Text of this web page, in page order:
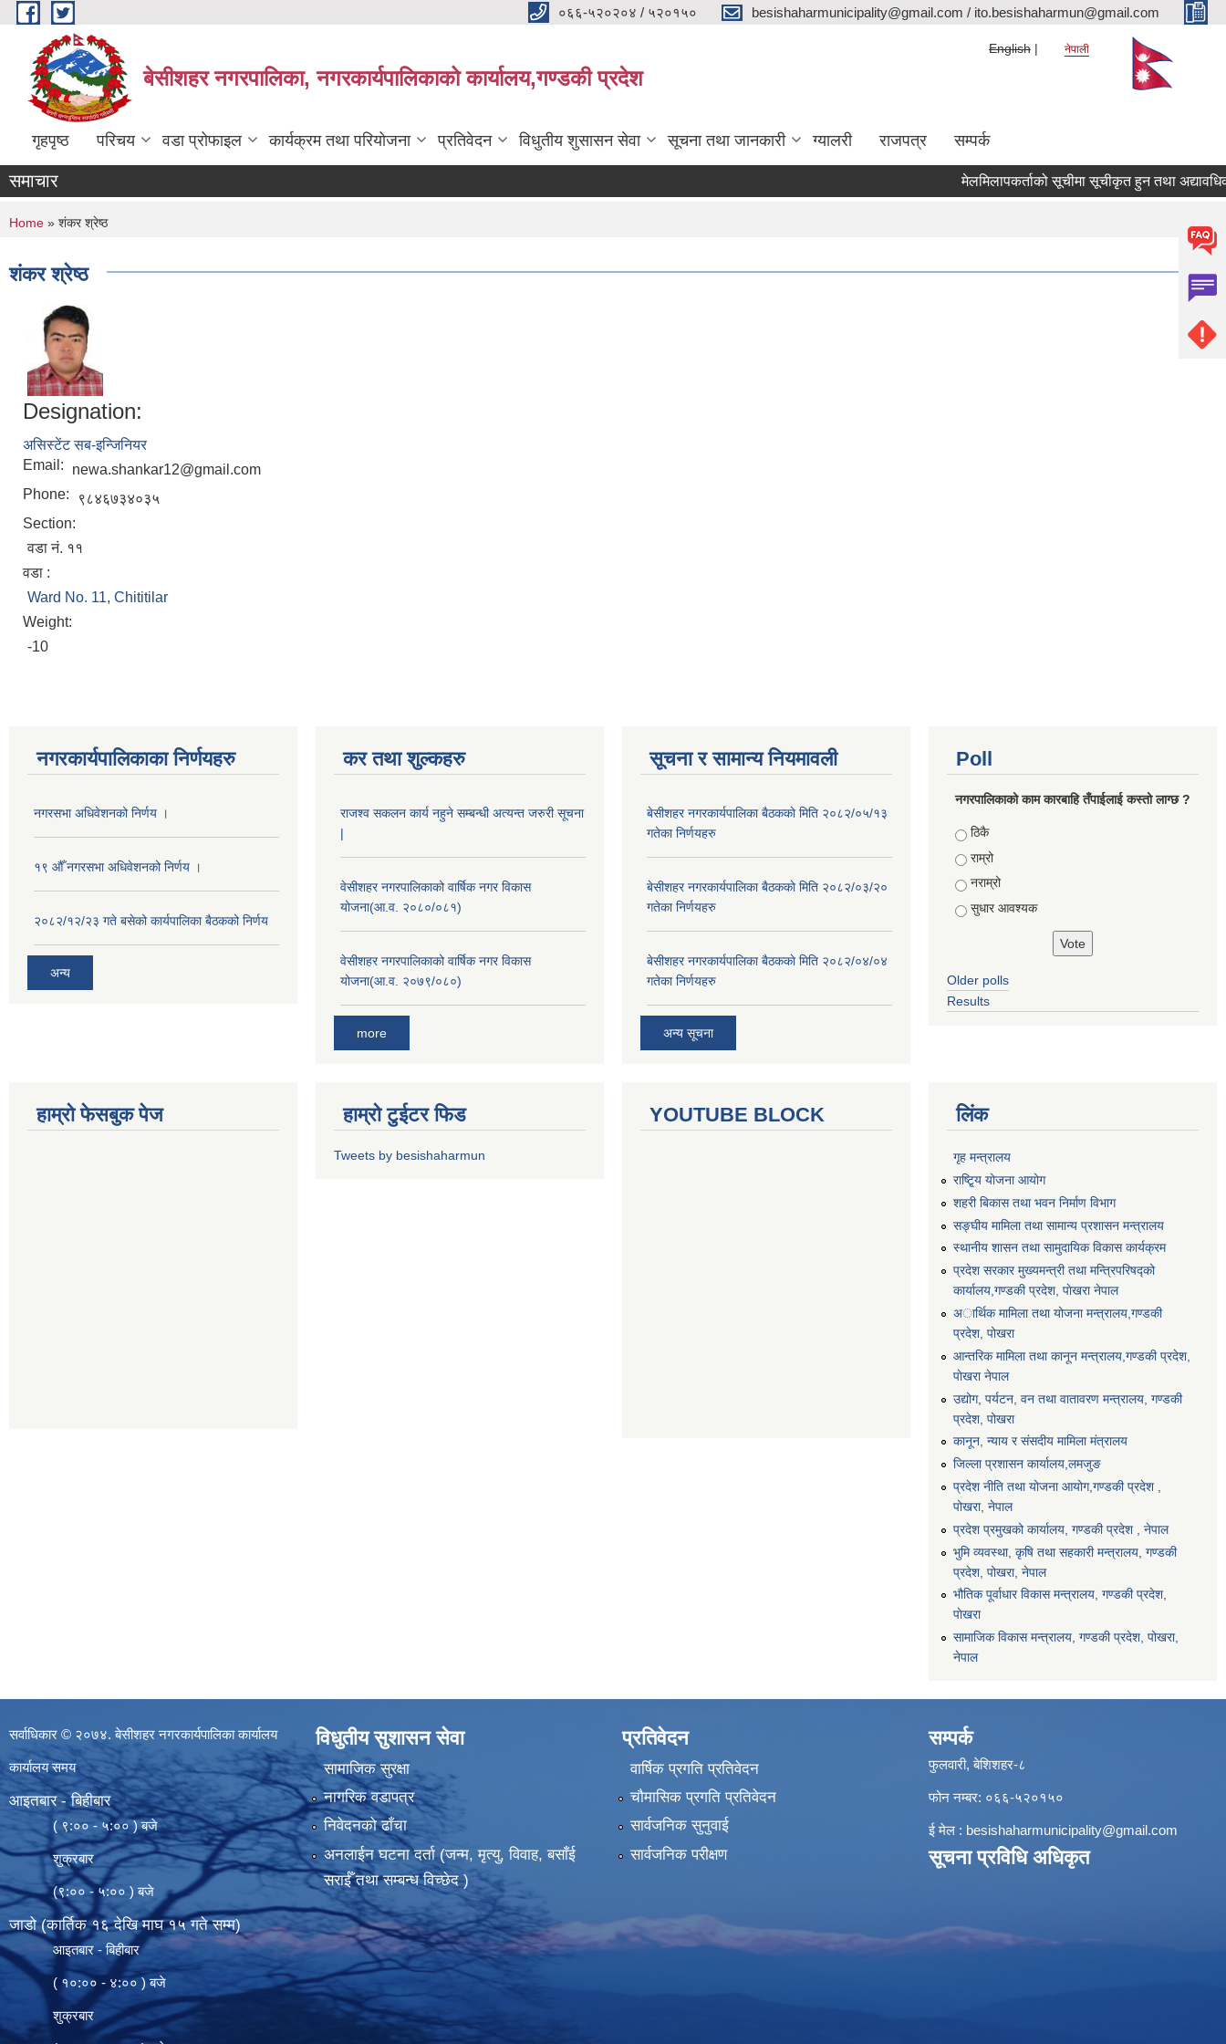
Skip to main content ०६६-५२०२०४ / ५२०१५० besishaharmunicipality@gmail.com / ito.besishaharmun@gmail.com
बेसीशहर नगरपालिका, नगरकार्यपालिकाको कार्यालय,गण्डकी प्रदेश
English नेपाली
गृहपृष्ठ परिचय वडा प्रोफाइल कार्यक्रम तथा परियोजना प्रतिवेदन विधुतीय शुसासन सेवा सूचना तथा जानकारी ग्यालरी राजपत्र सम्पर्क
समाचार मेलमिलापकर्ताको सूचीमा सूचीकृत हुन तथा अद्यावधिक
You are here
Home » शंकर श्रेष्ठ
शंकर श्रेष्ठ
Designation:
असिस्टेंट सब-इन्जिनियर
Email:
newa.shankar12@gmail.com
Phone:
९८४६७३४०३५
Section:
वडा नं. ११
वडा :
Ward No. 11, Chititilar
Weight:
-10
नगरकार्यपालिकाका निर्णयहरु
नगरसभा अधिवेशनको निर्णय ।
१९ औँ नगरसभा अधिवेशनको निर्णय ।
२०८२/१२/२३ गते बसेको कार्यपालिका बैठकको निर्णय
अन्य
कर तथा शुल्कहरु
राजश्व सकलन कार्य नहुने सम्बन्धी अत्यन्त जरुरी सूचना
|
वेसीशहर नगरपालिकाको वार्षिक नगर विकास
योजना(आ.व. २०८०/०८१)
वेसीशहर नगरपालिकाको वार्षिक नगर विकास
योजना(आ.व. २०७९/०८०)
more
सूचना र सामान्य नियमावली
बे‍‍सीशहर नगरकार्यपालिका बैठककाे मिति २०८२/०५/१३
गतेका निर्णयहरु
बे‍‍सीशहर नगरकार्यपालिका बैठककाे मिति २०८२/०३/२०
गतेका निर्णयहरु
बे‍‍सीशहर नगरकार्यपालिका बैठककाे मिति २०८२/०४/०४
गतेका निर्णयहरु
अन्य सूचना
Poll
नगरपालिकाको काम कारबाहि तँपाईलाई कस्तो लाग्छ ?
Choices
ठिकै
राम्रो
नराम्रो
सुधार आवश्यक
Older polls
Results
हाम्रो फेसबुक पेज हाम्रो टुईटर फिड
Tweets by besishaharmun
YOUTUBE BLOCK लिंक
गृह मन्त्रालय
राष्टि्ृय योजना आयोग
शहरी बिकास तथा भवन निर्माण विभाग
सङ्घीय मामिला तथा सामान्य प्रशासन मन्त्रालय
स्थानीय शासन तथा सामुदायिक विकास कार्यक्रम
प्रदेश सरकार मुख्यमन्त्री तथा मन्त्रिपरिषद्को
कार्यालय,गण्डकी प्रदेश, पाेखरा नेपाल
अार्थिक मामिला तथा योजना मन्त्रालय,गण्डकी
प्रदेश, पोखरा
आन्तरिक मामिला तथा कानून मन्त्रालय,गण्डकी प्रदेश,
पाेखरा नेपाल
उद्योग, पर्यटन, वन तथा वातावरण मन्त्रालय, गण्डकी
प्रदेश, पोखरा
कानून, न्याय र संसदीय मामिला मंत्रालय
जिल्ला प्रशासन कार्यालय,लमजुङ
प्रदेश नीति तथा योजना आयोग,गण्डकी प्रदेश ,
पोखरा, नेपाल
प्रदेश प्रमुखको कार्यालय, गण्डकी प्रदेश , नेपाल
भुमि व्यवस्था, कृषि तथा सहकारी मन्त्रालय, गण्डकी
प्रदेश, पोखरा, नेपाल
भौतिक पूर्वाधार विकास मन्त्रालय, गण्डकी प्रदेश,
पाेखरा
सामाजिक विकास मन्त्रालय, गण्डकी प्रदेश, पोखरा,
नेपाल
सर्वाधिकार © २०७४. बेसीशहर नगरकार्यपालिका कार्यालय
कार्यालय समय
आइतबार - बिहीबार
( ९:०० - ५:०० ) बजे
शुक्रबार
(९:०० - ५:०० ) बजे
जाडो (कार्तिक १६ देखि माघ १५ गते सम्म)
आइतबार - बिहीबार
( १०:०० - ४:०० ) बजे
शुक्रबार
विधुतीय सुशासन सेवा
सामाजिक सुरक्षा
नागरिक वडापत्र
निवेदनको ढाँचा
अनलाईन घटना दर्ता (जन्म, मृत्यु, विवाह, बसाँई
सराईँ तथा सम्बन्ध विच्छेद )
प्रतिवेदन
वार्षिक प्रगति प्रतिवेदन
चौमासिक प्रगति प्रतिवेदन
सार्वजनिक सुनुवाई
सार्वजनिक परीक्षण
सम्पर्क
फुलवारी, बेशिशहर-८
फोन नम्बर: ०६६-५२०१५०
ई मेल : besishaharmunicipality@gmail.com
सूचना प्रविधि अधिकृत